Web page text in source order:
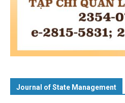
Journal of State Management